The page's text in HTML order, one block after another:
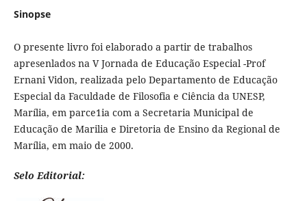
Sinopse
O presente livro foi elaborado a partir de trabalhos
apresenlados na V Jornada de Educação Especial -Prof
Ernani Vidon, realizada pelo Departamento de Educação
Especial da Faculdade de Filosofia e Ciência da UNESP,
Marília, em parce1ia com a Secretaria Municipal de
Educação de Marilia e Diretoria de Ensino da Regional de
Marília, em maio de 2000.
Selo Editorial: